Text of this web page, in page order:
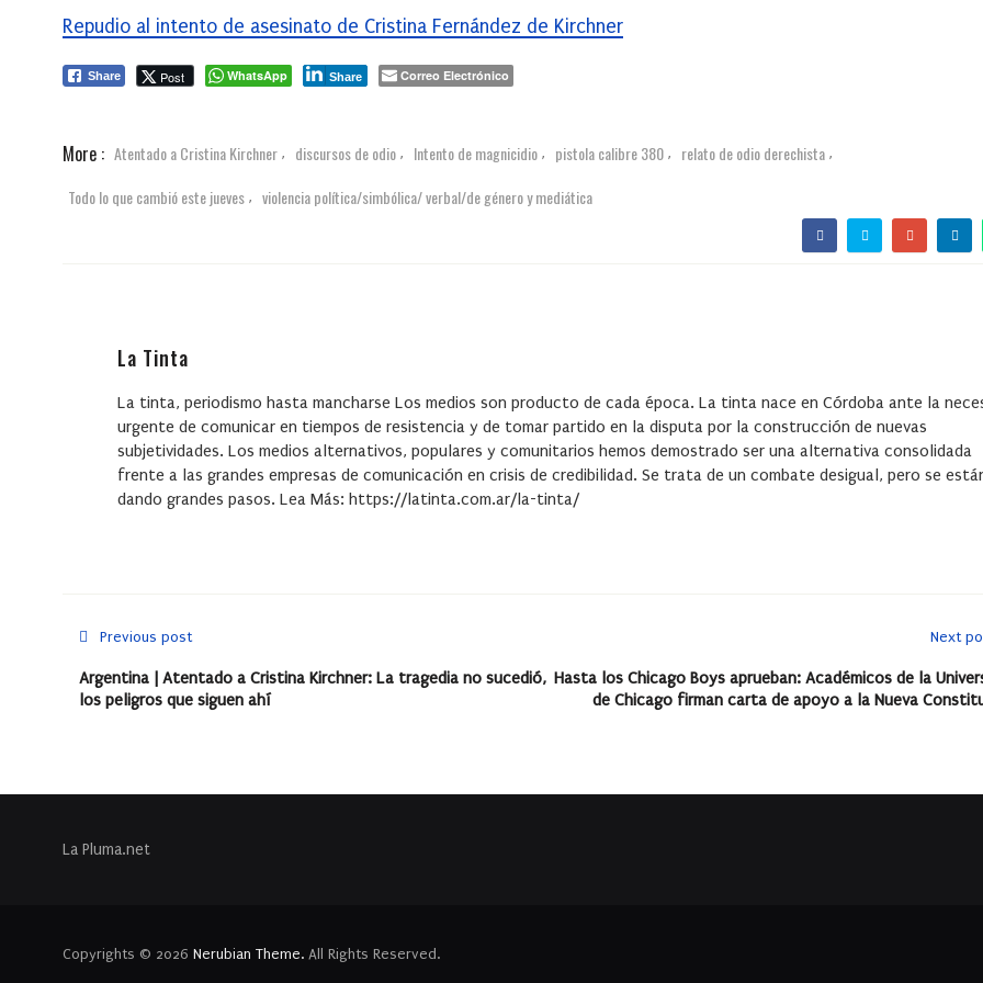
Repudio al intento de asesinato de Cristina Fernández de Kirchner
Share Post WhatsApp Share Correo Electrónico
More : Atentado a Cristina Kirchner , discursos de odio , Intento de magnicidio , pistola calibre 380 , relato de odio derechista ,
Todo lo que cambió este jueves , violencia política/simbólica/ verbal/de género y mediática
La Tinta
La tinta, periodismo hasta mancharse Los medios son producto de cada época. La tinta nace en Córdoba ante la
urgente de comunicar en tiempos de resistencia y de tomar partido en la disputa por la construcción de nuevas
subjetividades. Los medios alternativos, populares y comunitarios hemos demostrado ser una alternativa consolidada
frente a las grandes empresas de comunicación en crisis de credibilidad. Se trata de un combate desigual, pero se
dando grandes pasos. Lea Más: https://latinta.com.ar/la-tinta/
Previous post
Argentina | Atentado a Cristina Kirchner: La tragedia no sucedió,
los peligros que siguen ahí
Next
Hasta los Chicago Boys aprueban: Académicos de la
de Chicago firman carta de apoyo a la Nueva
La Pluma.net
Copyrights © 2026 Nerubian Theme. All Rights Reserved.